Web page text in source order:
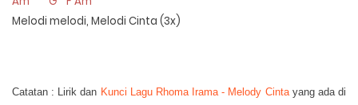
Melodi melodi, Melodi Cinta (3x)
Catatan : Lirik dan Kunci Lagu Rhoma Irama - Melody Cintayang ada di